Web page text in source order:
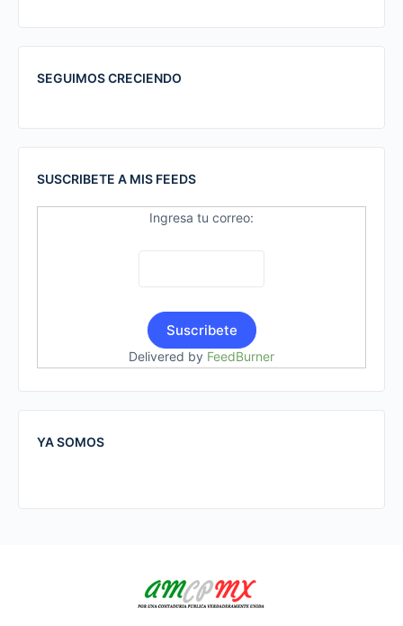
SEGUIMOS CRECIENDO
SUSCRIBETE A MIS FEEDS
Ingresa tu correo:
Delivered by FeedBurner
YA SOMOS